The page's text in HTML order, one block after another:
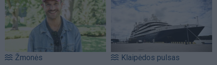
Žmonės Klaipėdos pulsas